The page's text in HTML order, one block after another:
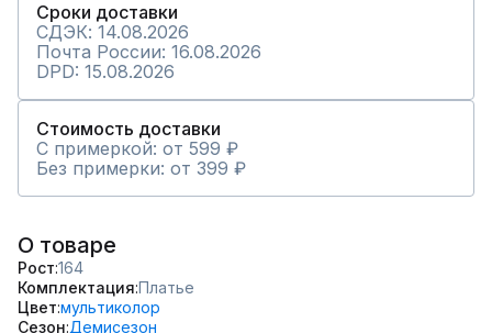
Сроки доставки
СДЭК: 14.08.2026
Почта России: 16.08.2026
DPD: 15.08.2026
Стоимость доставки
С примеркой: от 599 ₽
Без примерки: от 399 ₽
О товаре
Рост 164
Комплектация Платье
Цвет мультиколор
Сезон Демисезон